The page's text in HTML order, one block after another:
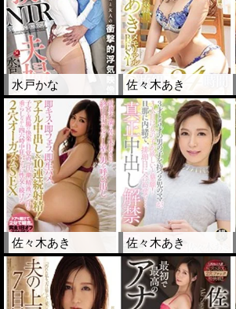
水戸かな 佐々木あき
佐々木あき 佐々木あき